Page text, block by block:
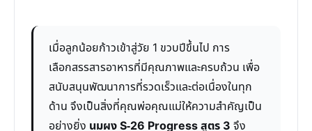
เมื่อลูกน้อยก้าวเข้าสู่วัย 1 ขวบปีขึ้นไป การ
เลือกสรรสารอาหารที่มีคุณภาพและครบถ้วน เพื่อ
สนับสนุนพัฒนาการที่รวดเร็วและต่อเนื่องในทุก
ด้าน จึงเป็นสิ่งที่คุณพ่อคุณแม่ให้ความสำคัญเป็น
อย่างยิ่ง นมผง S-26 Progress สูตร 3 จึง